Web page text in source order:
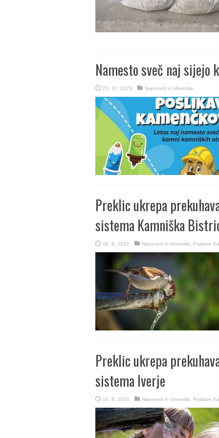
Namesto sveč naj sijejo
23. 10. 2023 Napovedi in obvestila
Preklic ukrepa
sistema Kamniška
18. 8. 2023 Napovedi in obvestila Poplave
Preklic ukrepa
sistema Iverje
14. 8. 2023 Napovedi in obvestila Poplave